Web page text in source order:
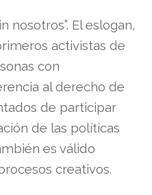
nosotros”. El eslogan,
activistas de
con
al derecho de
de participar
de las políticas
es válido
creativos.